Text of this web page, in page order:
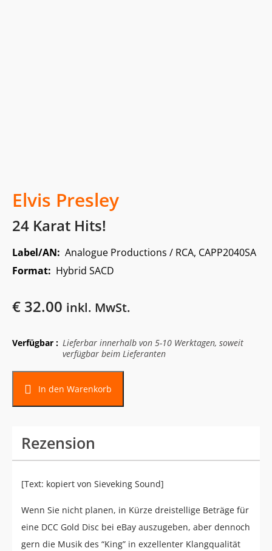
Elvis Presley
24 Karat Hits!
Label/AN: Analogue Productions / RCA, CAPP2040SA
Format: Hybrid SACD
€ 32.00 inkl. MwSt.
Verfügbar : Lieferbar innerhalb von 5-10 Werktagen, soweit
verfügbar beim Lieferanten
In den Warenkorb
Rezension
[Text: kopiert von Sieveking Sound]
Wenn Sie nicht planen, in Kürze dreistellige Beträge für
eine DCC Gold Disc bei eBay auszugeben, aber dennoch
gern die Musik des “King” in exzellenter Klangqualität